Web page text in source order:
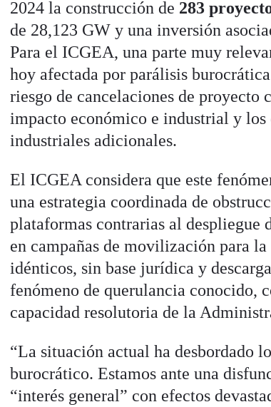
2024 la construcción de 283
de 28,123 GW y una inversión
Para el ICGEA, una parte muy
hoy afectada por parálisis
riesgo de cancelaciones de proyecto
impacto económico e industrial y los
industriales adicionales.
El ICGEA considera que este
una estrategia coordinada de
plataformas contrarias al despliegue
en campañas de movilización para
idénticos, sin base jurídica y
fenómeno de querulancia conocido,
capacidad resolutoria de la
“La situación actual ha desbordado
burocrático. Estamos ante una
“interés general” con efectos